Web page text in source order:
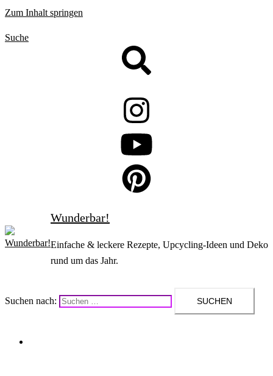
Zum Inhalt springen
Suche
Wunderbar!
Einfache & leckere Rezepte, Upcycling-Ideen und Deko
rund um das Jahr.
Suchen nach: